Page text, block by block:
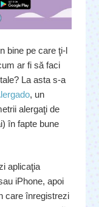
bine pe care ţi-l
ar fi să faci
La asta s-a
, un
alergaţi de
în fapte bune
aplicaţia
iPhone, apoi
care înregistrezi